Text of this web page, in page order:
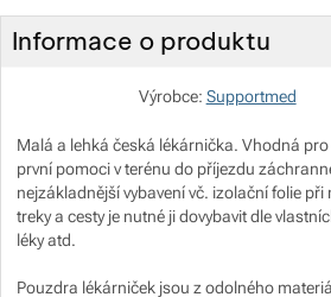
Informace o produktu
Výrobce: Supportmed
Malá a lehká česká lékárnička. Vhodná
první pomoci v terénu do příjezdu
nejzákladnější vybavení vč. izolační folie
treky a cesty je nutné ji dovybavit dle
léky atd.
Pouzdra lékárniček jsou z odolného
Zobrazit více